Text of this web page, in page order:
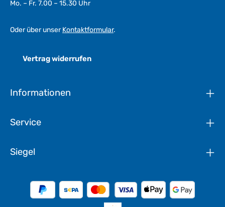
Mo. – Fr. 7.00 – 15.30 Uhr
Oder über unserKontaktformular.
Vertrag widerrufen
Informationen
Service
Siegel